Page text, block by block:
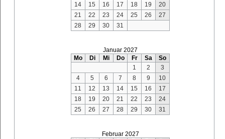
14
15 16 17 18 19
20
21
22 23 24 25 26
27
28
29 30 31
Januar 2027
Mo
Di Mi Do Fr Sa
So
1
2
3
4
5 6 7 8 9
10
11
12 13 14 15 16
17
18
19 20 21 22 23
24
25
26 27 28 29 30 31
Februar 2027